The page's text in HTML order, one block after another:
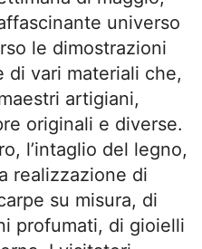
universo
le dimostrazioni
di vari materiali che,
artigiani,
originali e diverse.
l’intaglio del legno,
realizzazione di
su misura, di
profumati, di gioielli